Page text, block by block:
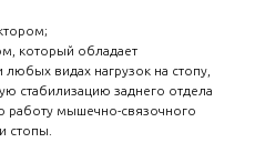
который обладает
видах нагрузок на стопу,
стабилизацию заднего отдела
работу мышечно-связочного
стопы.